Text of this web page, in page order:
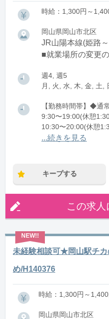
時給：1,300円～
岡山県岡山市北区
JR山陽本線(姫路
■就業場所の変更
週4, 週5
月, 火, 水, 木, 金, 土,
【勤務時間帯】◆通
9:30〜19:00(休憩
10:30〜20:00(休憩
11:00〜20:30(休憩
...続きを見る
キープする
この求人
未経験相談可★岡山駅チ
め/H140376
時給：1,300円～1,400
岡山県岡山市北区